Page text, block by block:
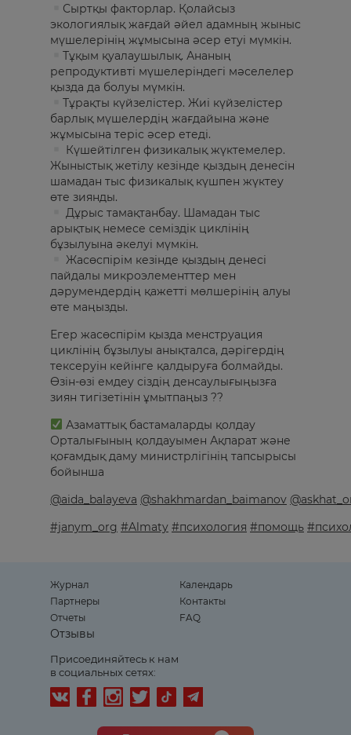
Сыртқы факторлар. Қолайсыз
экологиялық жағдай әйел адамның жыныс
мүшелерінің жұмысына әсер етуі мүмкін.
Тұқым қуалаушылық. Ананың
репродуктивті мүшелеріндегі мәселелер
қызда да болуы мүмкін.
Тұрақты күйзелістер. Жиі күйзелістер
барлық мүшелердің жағдайына және
жұмысына теріс әсер етеді.
Күшейтілген физикалық жүктемелер.
Жыныстық жетілу кезінде қыздың денесін
шамадан тыс физикалық күшпен жүктеу
өте зиянды.
Дұрыс тамақтанбау. Шамадан тыс
арықтық немесе семіздік циклінің
бұзылуына әкелуі мүмкін.
Жасөспірім кезінде қыздың денесі
пайдалы микроэлементтер мен
дәрумендердің қажетті мөлшерінің алуы
өте маңызды.
Егер жасөспірім қызда менструация
циклінің бұзылуы анықталса, дәрігердің
тексеруін кейінге қалдыруға болмайды.
Өзін-өзі емдеу сіздің денсаулығыңызға
зиян тигізетінін ұмытпаңыз ??
Азаматтық бастамаларды қолдау
Орталығының қолдауымен Ақпарат және
қоғамдық даму министрлігінің тапсырысы
бойынша
@aida_balayeva @shakhmardan_baimanov
#janym_org #Almaty #психология #помощь
Журнал
Календарь
Партнеры
Контакты
Отчеты
FAQ
Отзывы
Присоединяйтесь к нам
в социальных сетях: